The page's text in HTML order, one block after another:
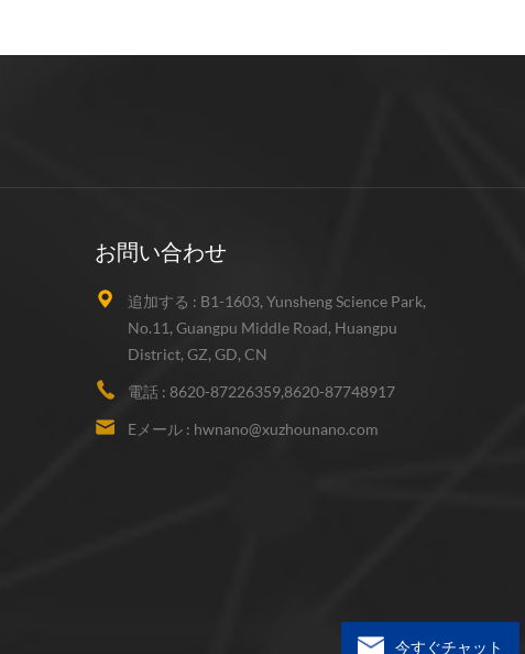
お問い合わせ
追加する : B1-1603, Yunsheng Science Park,
No.11, Guangpu Middle Road, Huangpu
District, GZ, GD, CN
電話 : 8620-87226359,8620-87748917
Eメール : hwnano@xuzhounano.com
今すぐチャット